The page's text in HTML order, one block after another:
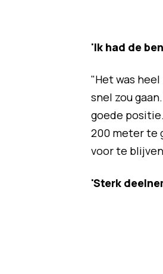
'Ik had de
"Het was
snel zou
goede
200 meter te
voor te
'Sterk